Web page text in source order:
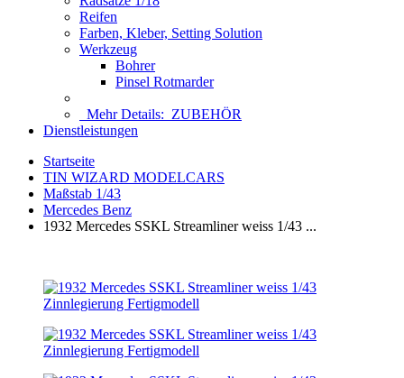
Reifen
Farben, Kleber, Setting Solution
Werkzeug
Bohrer
Pinsel Rotmarder
Mehr Details: ZUBEHÖR
Dienstleistungen
Startseite
TIN WIZARD MODELCARS
Maßstab 1/43
Mercedes Benz
1932 Mercedes SSKL Streamliner weiss 1/43 ...